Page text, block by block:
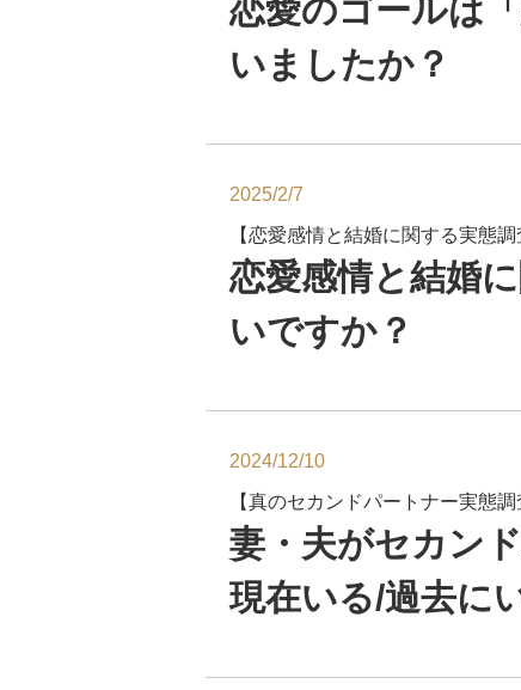
恋愛のゴールは
いましたか？
2025/2/7
【恋愛感情と結婚に関する実態調
恋愛感情と結婚
いですか？
2024/12/10
【真のセカンドパートナー実態調
妻・夫がセカン
現在いる/過去に